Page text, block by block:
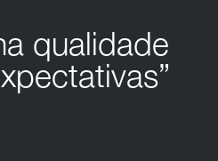
qualidade